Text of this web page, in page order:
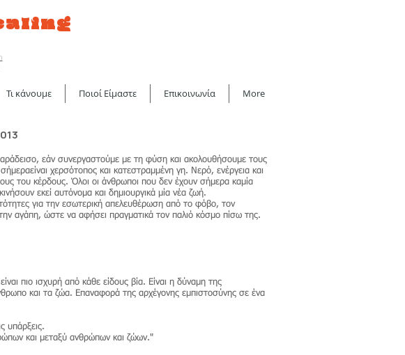
Τι κάνουμε Ποιοί Είμαστε Επικοινωνία More
εάν συνεργαστούμε με τη φύση και ακολουθήσουμε τους
χερσότοπος και κατεστραμμένη γη. Νερό, ενέργεια και
του κέρδους. Όλοι οι άνθρωποι που δεν έχουν σήμερα καμία
εκεί αυτόνομα και δημιουργικά μία νέα ζωή.
για την εσωτερική απελευθέρωση από το φόβο, τον
αγάπη, ώστε να αφήσει πραγματικά τον παλιό κόσμο πίσω της.
πιο ισχυρή από κάθε είδους βία. Είναι η δύναμη της
και τα ζώα. Επαναφορά της αρχέγονης εμπιστοσύνης σε ένα
υπάρξεις.
και μεταξύ ανθρώπων και ζώων."